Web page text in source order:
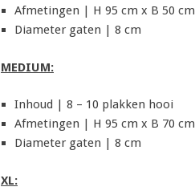
Afmetingen | H 95 cm x B 50 cm
Diameter gaten | 8 cm
MEDIUM:
Inhoud | 8 – 10 plakken hooi
Afmetingen | H 95 cm x B 70 cm
Diameter gaten | 8 cm
XL: